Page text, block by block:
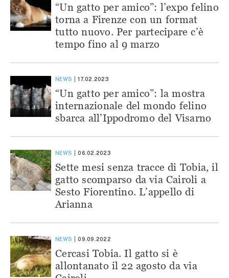
“Un gatto per amico”: l’expo felino
torna a Firenze con un format
tutto nuovo. Per partecipare c’è
tempo fino al 9 marzo
NEWS 17.02.2023
“Un gatto per amico”: la mostra
internazionale del mondo felino
sbarca all’Ippodromo del Visarno
NEWS 06.02.2023
Sette mesi senza tracce di Tobia, il
gatto scomparso da via Cairoli a
Sesto Fiorentino. L’appello di
Arianna
NEWS 09.09.2022
Cercasi Tobia. Il gatto si è
allontanato il 22 agosto da via